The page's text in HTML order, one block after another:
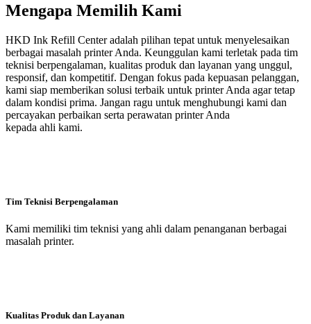
Mengapa Memilih Kami
HKD Ink Refill Center adalah pilihan tepat untuk menyelesaikan
berbagai masalah printer Anda. Keunggulan kami terletak pada tim
teknisi berpengalaman, kualitas produk dan layanan yang unggul,
responsif, dan kompetitif. Dengan fokus pada kepuasan pelanggan,
kami siap memberikan solusi terbaik untuk printer Anda agar tetap
dalam kondisi prima. Jangan ragu untuk menghubungi kami dan
percayakan perbaikan serta perawatan printer Anda
kepada ahli kami.
Tim Teknisi Berpengalaman
Kami memiliki tim teknisi yang ahli dalam penanganan berbagai
masalah printer.
Kualitas Produk dan Layanan